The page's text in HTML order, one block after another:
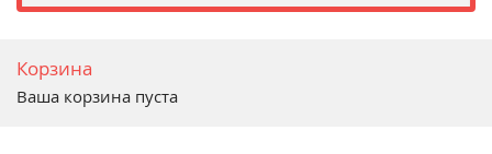
Корзина
Ваша корзина пуста